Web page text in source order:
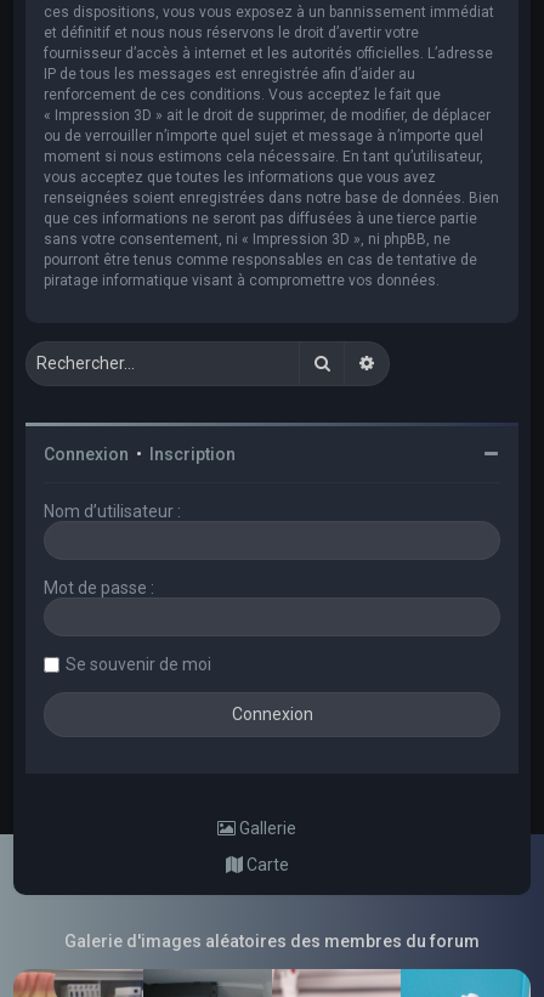
ces dispositions, vous vous exposez à un bannissement immédiat
et définitif et nous nous réservons le droit d’avertir votre
fournisseur d’accès à internet et les autorités officielles. L’adresse
IP de tous les messages est enregistrée afin d’aider au
renforcement de ces conditions. Vous acceptez le fait que
« Impression 3D » ait le droit de supprimer, de modifier, de déplacer
ou de verrouiller n’importe quel sujet et message à n’importe quel
moment si nous estimons cela nécessaire. En tant qu’utilisateur,
vous acceptez que toutes les informations que vous avez
renseignées soient enregistrées dans notre base de données. Bien
que ces informations ne seront pas diffusées à une tierce partie
sans votre consentement, ni « Impression 3D », ni phpBB, ne
pourront être tenus comme responsables en cas de tentative de
piratage informatique visant à compromettre vos données.
RechercherRecherche avancée
Connexion • Inscription
Nom d’utilisateur :
Mot de passe :
Se souvenir de moi
Gallerie
Carte
Galerie d'images aléatoires des membres du forum